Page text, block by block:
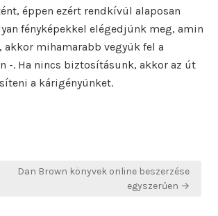
éppen ezért rendkívül alaposan
fényképekkel elégedjünk meg, amin
mihamarabb vegyük fel a
-. Ha nincs biztosításunk, akkor az út
a kárigényünket.
Dan Brown könyvek online beszerzése
egyszerűen →